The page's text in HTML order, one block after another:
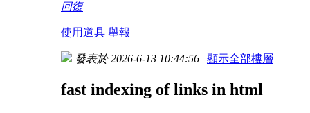
回復
使用道具 舉報
發表於 2026-6-13 10:44:56 | 顯示全部樓層
fast indexing of links in html